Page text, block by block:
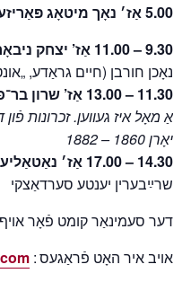
5.00 אַז׳ נאָך מיטאָג פּאַריזער צײַט
9.30 – 11.00 אַז’ יצחק ניבאָרסקי
נאָכן חורבן (חיים גראַדע,
11.30 – 13.00 אַז’ שרון בר־כּוכבֿא
אַ מאָל איז געווען. זכרונות
יאָרן 1860 – 1882
14.30 – 17.00 אַז׳ נאַטאַליע קריניצקאַ
שרײַבערין יענטע סערדאַצקי
דער סעמינאַר קומט פֿאָר אויף
אויב איר האָט פֿראַגעס :